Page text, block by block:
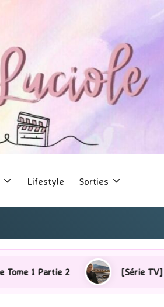
Lifestyle Sorties
[Série TV] The Madison : J’ai adoré !